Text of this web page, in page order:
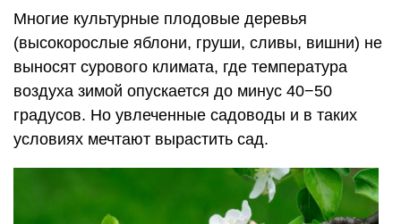
Многие культурные плодовые деревья
(высокорослые яблони, груши, сливы, вишни) не
выносят сурового климата, где температура
воздуха зимой опускается до минус 40−50
градусов. Но увлеченные садоводы и в таких
условиях мечтают вырастить сад.